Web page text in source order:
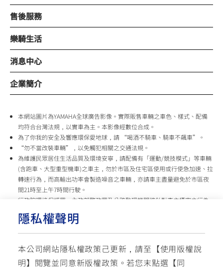
隱私權聲明
本公司網站隱私權政策己更新，請至【使用版權說
明】閱覽並同意新版權政策。 若您末點選【同
售後服務
樂騎生活
消息中心
企業簡介
本網站圖片為YAMAHA全球廣告影像。實際販售車輛之車色、樣式、配備
均符合台灣法規，以實車為主。本影像經數位合成。
為了你我的安全及響應環保愛地球，請 “喝酒不騎車、騎車不飆車”。
“勿不當改裝車輛”，以免觸犯相關之交通法規。
為維護民眾居住生活品質及環境安寧，請配備有「運動/競技模式」等車輛
(含跑車、大型重型機車)之車主，勿於市區及住宅區使用或行使急加速、拉
轉速行為，而高輸出功率會製造噪音之車輛，亦請車主盡量避免於市區夜
間21時至上午7時間行駛。
行政院環境保護署、內政部警政署及公路監理機關將針對車主擾寧之行為
台灣山葉機車 關心您
使用版權說明 隱私權政策 交通安全入口網
☏ 免付費客服專線: 0800-631-680 ✉ 聯繫客服